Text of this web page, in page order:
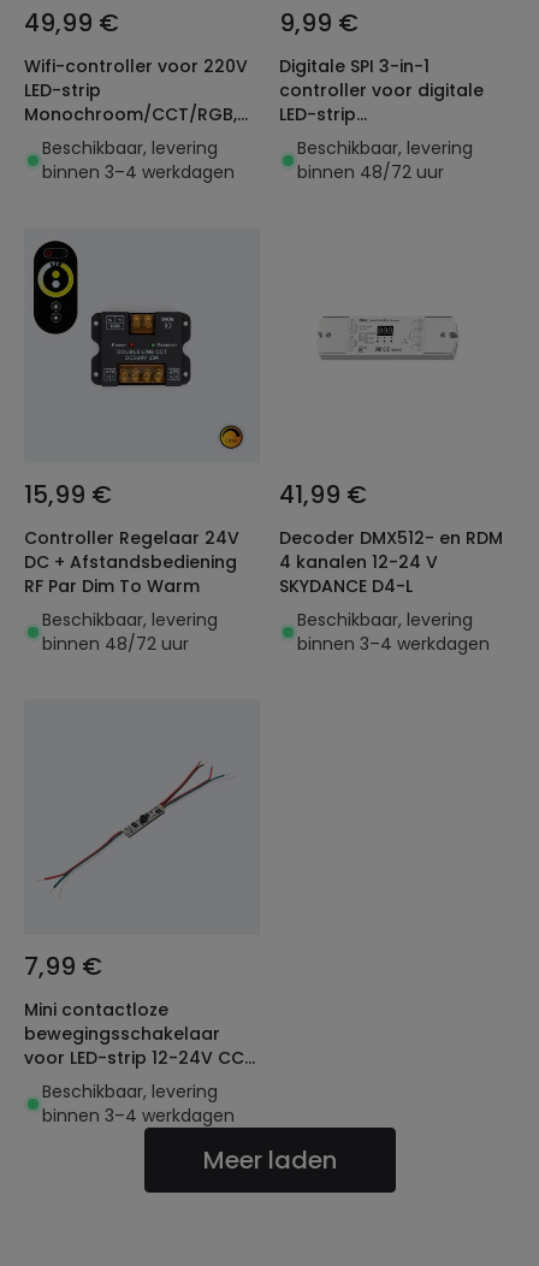
49,99 €
Wifi-controller voor 220V
LED-strip
Monochroom/CCT/RGB,
SKYDANCE S3(WT),
compatibel met drukknop
en RF-afstandsbediening
Beschikbaar, levering
binnen 3–4 werkdagen
9,99 €
Digitale SPI 3-in-1
controller voor digitale
LED-strip
Monochroom/RGB/RGBW
MiBoxer SPIR3
Beschikbaar, levering
binnen 48/72 uur
15,99 €
Controller Regelaar 24V
DC + Afstandsbediening
RF Par Dim To Warm
Beschikbaar, levering
binnen 48/72 uur
41,99 €
Decoder DMX512- en RDM
4 kanalen 12-24 V
SKYDANCE D4-L
Beschikbaar, levering
binnen 3–4 werkdagen
7,99 €
Mini contactloze
bewegingsschakelaar
voor LED-strip 12-24V CCT
SKYDANCE E2-B
Beschikbaar, levering
binnen 3–4 werkdagen
Meer laden